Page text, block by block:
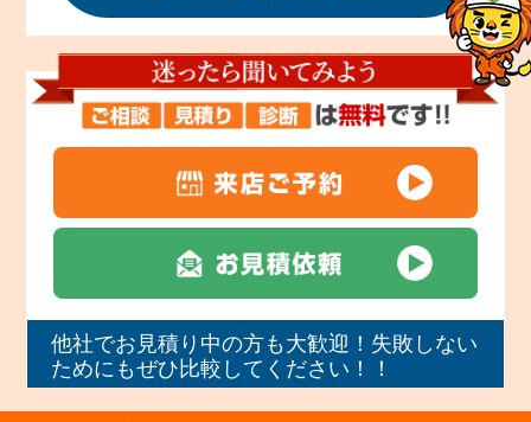
他社でお見積り中の方も大歓迎！失敗しない
ためにもぜひ比較してください！！